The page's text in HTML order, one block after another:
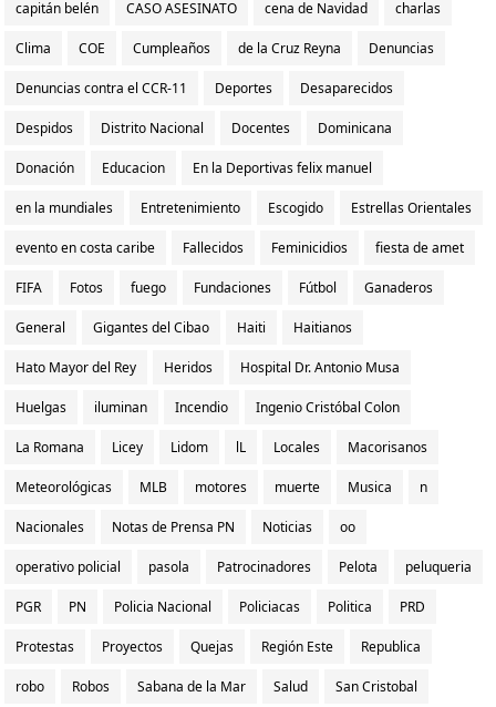
capitán belén CASO ASESINATO cena de Navidad charlas
Clima COE Cumpleaños de la Cruz Reyna Denuncias
Denuncias contra el CCR-11 Deportes Desaparecidos
Despidos Distrito Nacional Docentes Dominicana
Donación Educacion En la Deportivas felix manuel
en la mundiales Entretenimiento Escogido Estrellas Orientales
evento en costa caribe Fallecidos Feminicidios fiesta de amet
FIFA Fotos fuego Fundaciones Fútbol Ganaderos
General Gigantes del Cibao Haiti Haitianos
Hato Mayor del Rey Heridos Hospital Dr. Antonio Musa
Huelgas iluminan Incendio Ingenio Cristóbal Colon
La Romana Licey Lidom lL Locales Macorisanos
Meteorológicas MLB motores muerte Musica n
Nacionales Notas de Prensa PN Noticias oo
operativo policial pasola Patrocinadores Pelota peluqueria
PGR PN Policia Nacional Policiacas Politica PRD
Protestas Proyectos Quejas Región Este Republica
robo Robos Sabana de la Mar Salud San Cristobal